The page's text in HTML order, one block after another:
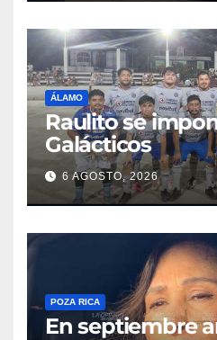
ÁLAMO
Raulito se
Galácticos
6 AGOSTO, 2026
POZA RICA
En septiembre